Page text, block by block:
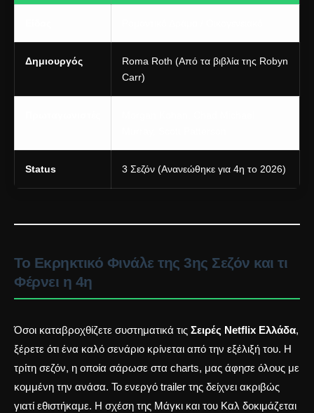
Δημιουργός
Roma Roth (Από τα βιβλία της Robyn
Carr)
Status 3 Σεζόν (Ανανεώθηκε για 4η το 2026)
Το Εκρηκτικό Φινάλε της 3ης Σεζόν και τι
Φέρνει η 4η
Όσοι καταβροχθίζετε συστηματικά τις Σειρές Netflix Ελλάδα,
ξέρετε ότι ένα καλό σενάριο κρίνεται από την εξέλιξή του. Η
τρίτη σεζόν, η οποία σάρωσε στα charts, μας άφησε όλους με
κομμένη την ανάσα. Το ενεργό trailer της δείχνει ακριβώς
γιατί εθιστήκαμε. Η σχέση της Μάγκι και του Καλ δοκιμάζεται